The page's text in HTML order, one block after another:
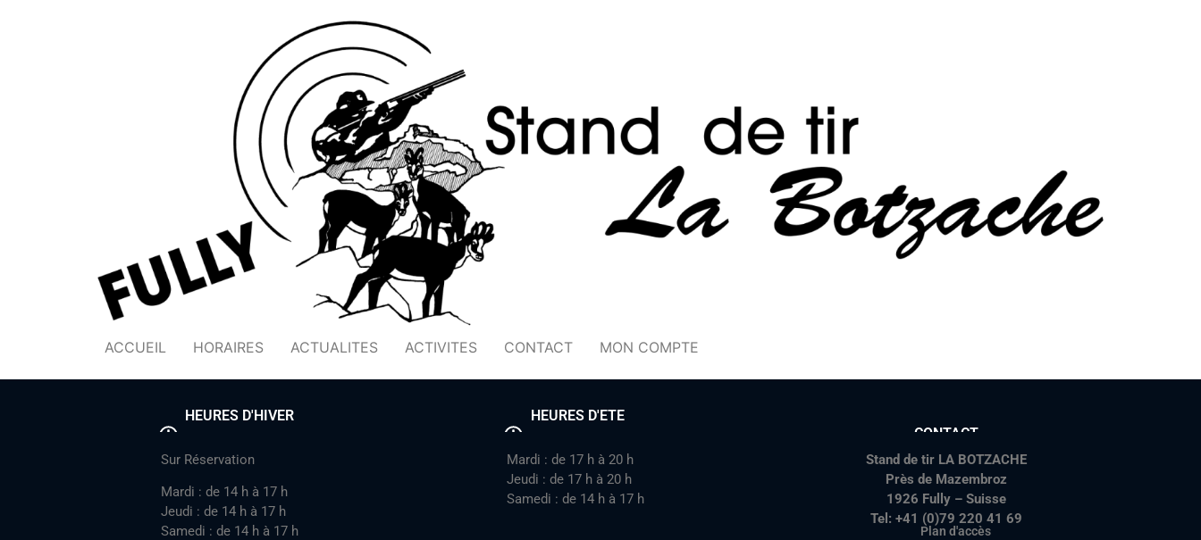
ACCUEIL HORAIRES ACTUALITES ACTIVITES CONTACT MON COMPTE
HEURES D'HIVER
HEURES D'ETE
CONTACT
Sur Réservation
Mardi : de 14 h à 17 h
Jeudi : de 14 h à 17 h
Samedi : de 14 h à 17 h
Mardi : de 17 h à 20 h
Jeudi : de 17 h à 20 h
Samedi : de 14 h à 17 h
Stand de tir LA BOTZACHE
Près de Mazembroz
1926 Fully – Suisse
Tel: +41 (0)79 220 41 69
Plan d'accès